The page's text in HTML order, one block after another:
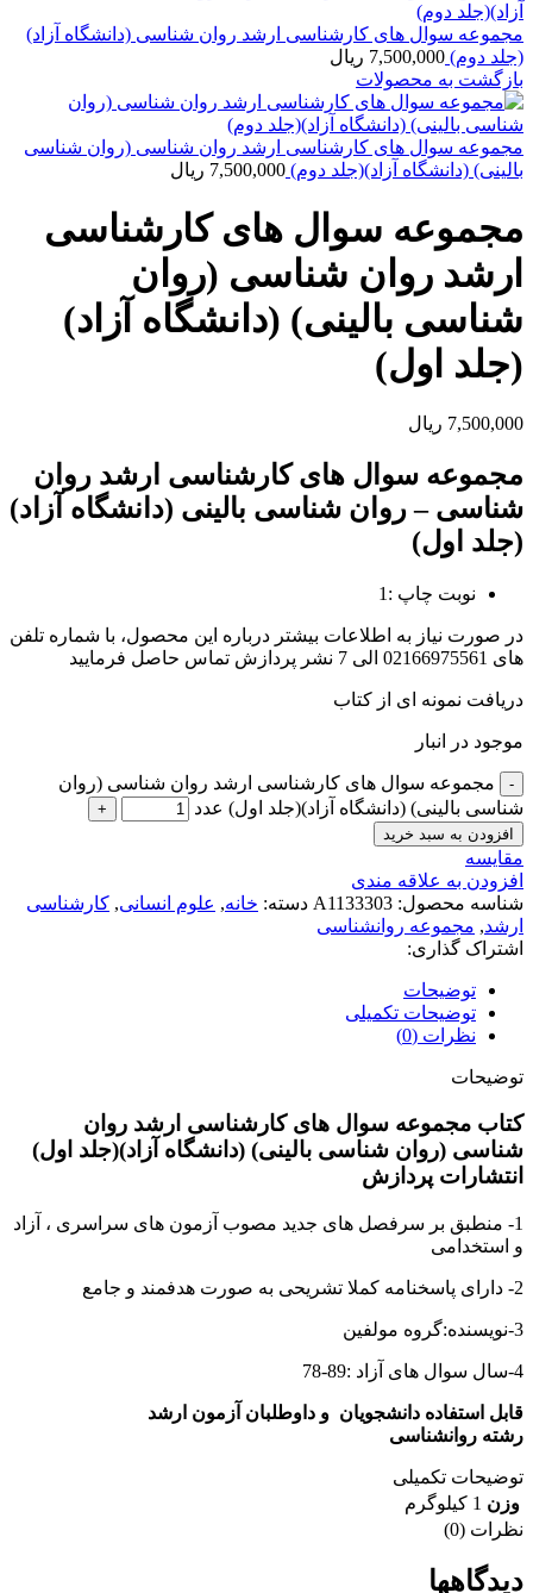
مجموعه سوال های کارشناسی ارشد روان شناسی (دانشگاه آزاد)
(جلد دوم) 7,500,000 ریال
بازگشت به محصولات
مجموعه سوال های کارشناسی ارشد روان شناسی (روان شناسی
بالینی) (دانشگاه آزاد)(جلد دوم) 7,500,000 ریال
مجموعه سوال های کارشناسی
ارشد روان شناسی (روان
شناسی بالینی) (دانشگاه آزاد)
(جلد اول)
7,500,000 ریال
مجموعه سوال های کارشناسی ارشد روان
شناسی – روان شناسی بالینی (دانشگاه آزاد)
(جلد اول)
نوبت چاپ :1
در صورت نیاز به اطلاعات بیشتر درباره این محصول، با شماره تلفن
های 02166975561 الی 7 نشر پردازش تماس حاصل فرمایید
دریافت نمونه ای از کتاب
موجود در انبار
مجموعه سوال های کارشناسی ارشد روان شناسی (روان
شناسی بالینی) (دانشگاه آزاد)(جلد اول) عدد
افزودن به سبد خرید
مقايسه
افزودن به علاقه مندی
شناسه محصول: A1133303 دسته: خانه, علوم انسانی, کارشناسی
ارشد, مجموعه روانشناسی
اشتراک گذاری:
توضیحات
توضیحات تکمیلی
نظرات (0)
توضیحات
کتاب مجموعه سوال های کارشناسی ارشد روان
شناسی (روان شناسی بالینی) (دانشگاه آزاد)(جلد اول)
انتشارات پردازش
1- منطبق بر سرفصل های جدید مصوب آزمون های سراسری ، آزاد
و استخدامی
2- دارای پاسخنامه کملا تشریحی به صورت هدفمند و جامع
3-نویسنده:گروه مولفین
4-سال سوال های آزاد :89-78
قابل استفاده دانشجویان و داوطلبان آزمون ارشد
رشته روانشناسی
توضیحات تکمیلی
وزن 1 کیلوگرم
نظرات (0)
دیدگاهها